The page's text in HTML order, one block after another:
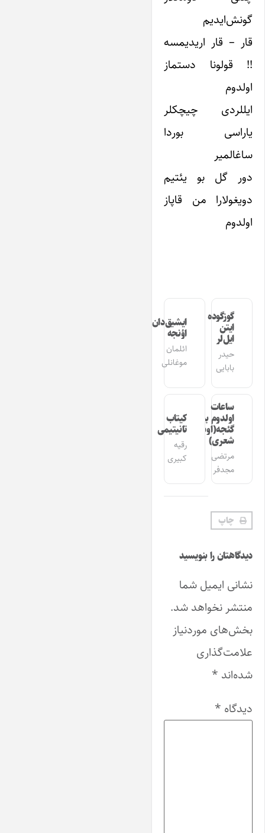
گونش‌ایدیم
قار – قار اریدیمسه
!! قولونا دستماز
اولدوم
ایللردی چیچکلر
یاراسی بوردا
ساغالمیر
دور گل بو یئتیم
دویغولارا من قاپاز
اولدوم
گوزگوده
ایتن
ایل‌لر
حیدر
بابایی
ایشیق‌دان
اؤنجه
ائلمان
موغانلی
ساعات
اولدوم بیر
گئجه(اوشاق
شعری)
مرتضی
مجدفر
کیتاب
تانیتیمی
رقیه
کبیری
چاپ
دیدگاهتان را بنویسید
نشانی ایمیل شما
منتشر نخواهد شد.
بخش‌های موردنیاز
علامت‌گذاری
شده‌اند *
دیدگاه *